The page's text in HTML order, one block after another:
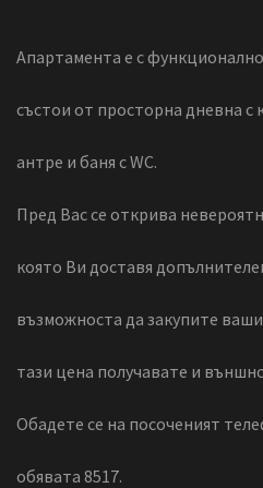
Апартамента е с
състои от просторна дневна с
антре и баня с WC.
Пред Вас се открива
която Ви доставя
възможноста да закупите
тази цена получавате и
Обадете се на посоченият
обявата 8517.